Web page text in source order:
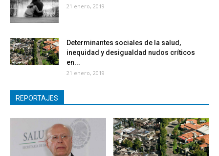
21 enero, 2019
Determinantes sociales de la salud,
inequidad y desigualdad nudos críticos
en...
21 enero, 2019
REPORTAJES